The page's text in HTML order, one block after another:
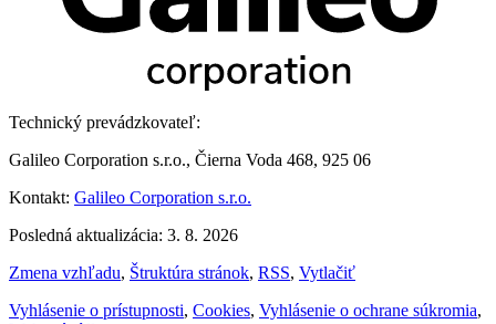
Technický prevádzkovateľ:
Galileo Corporation s.r.o., Čierna Voda 468, 925 06
Kontakt: Galileo Corporation s.r.o.
Posledná aktualizácia: 3. 8. 2026
Zmena vzhľadu, Štruktúra stránok, RSS, Vytlačiť
Vyhlásenie o prístupnosti, Cookies, Vyhlásenie o ochrane súkromia,